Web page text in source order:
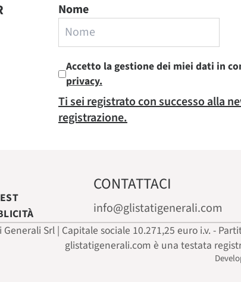
Nome
Accetto la gestione dei miei dati in
privacy.
Ti sei registrato con successo alla
registrazione.
CONTATTACI
info@glistatigenerali.com
Generali Srl | Capitale sociale 10.271,25 euro i.v. -
glistatigenerali.com è una testata